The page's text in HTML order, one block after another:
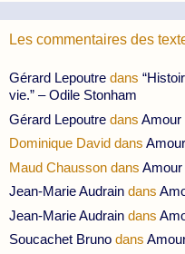
Les commentaires des
Gérard Lepoutre dans
vie.” – Odile Stonham
Gérard Lepoutre dans Amour
Dominique David dans
Maud Chausson dans Amour
Jean-Marie Audrain dans
Jean-Marie Audrain dans
Soucachet Bruno dans